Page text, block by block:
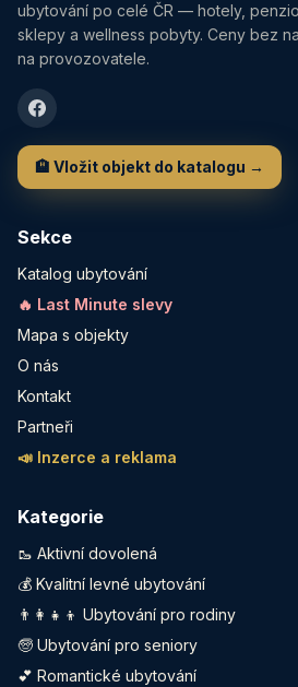
ubytování po celé ČR — hotely,
sklepy a wellness pobyty. Ceny bez
na provozovatele.
🏨 Vložit objekt do katalogu →
Sekce
Katalog ubytování
🔥 Last Minute slevy
Mapa s objekty
O nás
Kontakt
Partneři
📣 Inzerce a reklama
Kategorie
🥾 Aktivní dovolená
💰 Kvalitní levné ubytování
👨‍👩‍👧‍👦 Ubytování pro rodiny
🧓 Ubytování pro seniory
💕 Romantické ubytování